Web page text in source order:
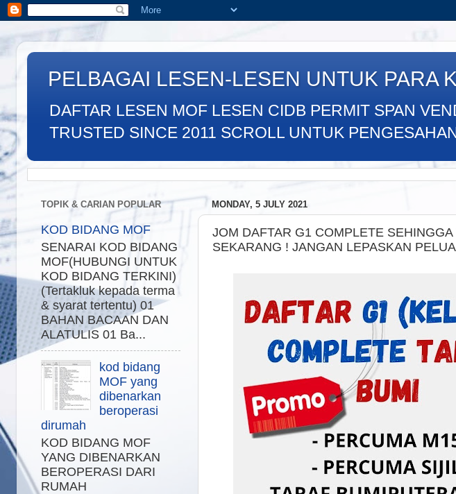
PELBAGAI LESEN-LESEN UNTUK PARA
DAFTAR LESEN MOF LESEN CIDB PERMIT SPAN
TRUSTED SINCE 2011 SCROLL UNTUK
MONDAY, 5 JULY 2021
JOM DAFTAR G1 COMPLETE
SEKARANG ! JANGAN LEPASKAN
TOPIK & CARIAN POPULAR
KOD BIDANG MOF
SENARAI KOD BIDANG
MOF(HUBUNGI UNTUK
KOD BIDANG TERKINI)
(Tertakluk kepada terma
& syarat tertentu) 01
BAHAN BACAAN DAN
ALATULIS 01 Ba...
kod bidang
MOF yang
dibenarkan
beroperasi
dirumah
KOD BIDANG MOF
YANG DIBENARKAN
BEROPERASI DARI
RUMAH